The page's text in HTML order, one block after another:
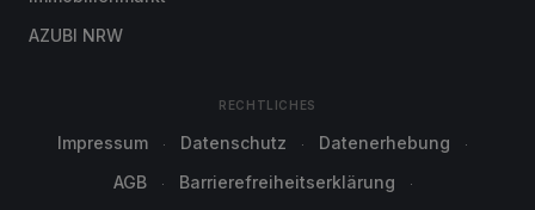
AZUBI NRW
RECHTLICHES
Impressum Datenschutz
Datenerhebung
AGB
Barrierefreiheitserklärung